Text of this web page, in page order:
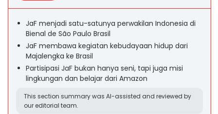
JaF menjadi satu-satunya perwakilan Indonesia di
Bienal de São Paulo Brasil
JaF membawa kegiatan kebudayaan hidup dari
Majalengka ke Brasil
Partisipasi JaF bukan hanya seni, tapi juga misi
lingkungan dan belajar dari Amazon
This section summary was AI-assisted and reviewed by
our editorial team.